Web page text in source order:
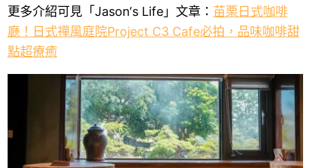
更多介紹可見「Jason‘s Life」文章： 苗栗日式咖啡
廳！日式禪風庭院Project C3 Cafe必拍，品味咖啡甜
點超療癒